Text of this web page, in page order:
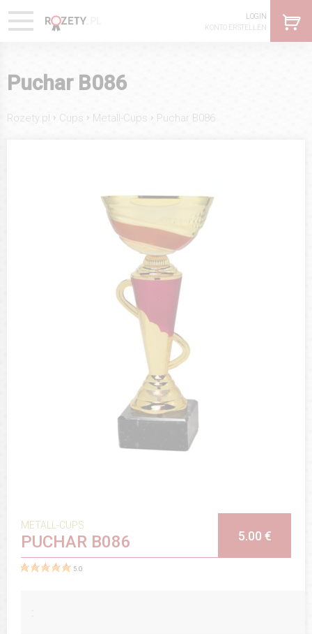
LOGIN
KONTO ERSTELLEN
Puchar B086
Rozety.pl › Cups › Metall-Cups › Puchar B086
METALL-CUPS
PUCHAR B086 5.00 €
5.0
: